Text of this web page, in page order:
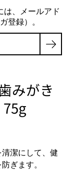
は、メールアド
登録）。
みがき
潔にして、健
ぎます。